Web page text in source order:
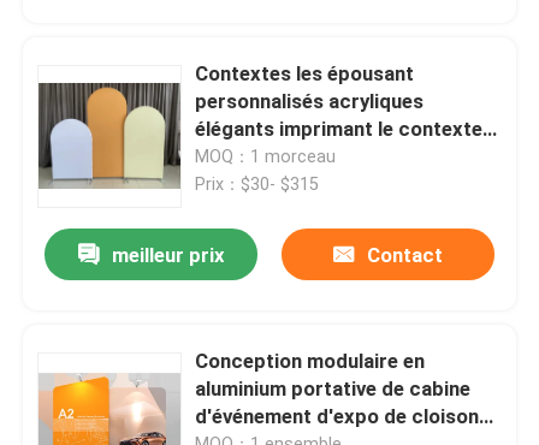
Contrôle de la qualité
nouvelles
Affichage d'exposition de salon commercial
Contextes les épousant
personnalisés acryliques
élégants imprimant le contexte
de voûte de cercle
MOQ：1 morceau
Prix：$30- $315
meilleur prix Contact
Conception modulaire en
aluminium portative de cabine
d'événement d'expo de cloisons